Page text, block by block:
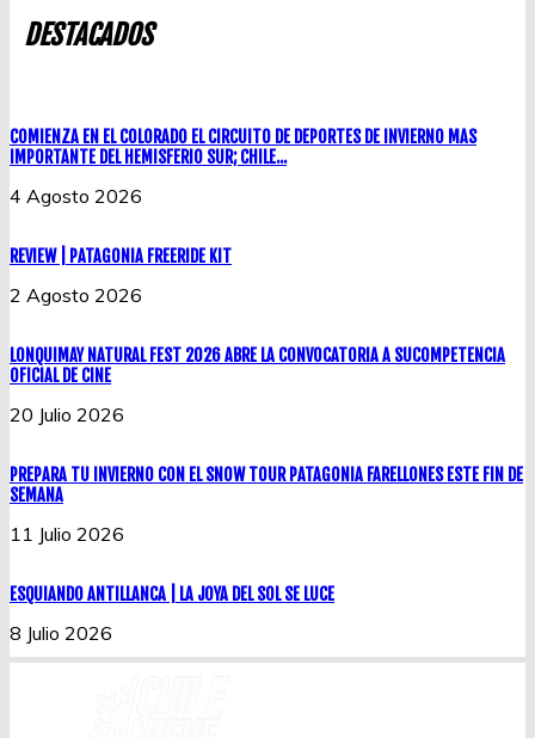
DESTACADOS
COMIENZA EN EL COLORADO EL CIRCUITO DE DEPORTES DE INVIERNO MAS
IMPORTANTE DEL HEMISFERIO SUR; CHILE...
4 Agosto 2026
REVIEW | PATAGONIA FREERIDE KIT
2 Agosto 2026
LONQUIMAY NATURAL FEST 2026 ABRE LA CONVOCATORIA A SUCOMPETENCIA
OFICIAL DE CINE
20 Julio 2026
PREPARA TU INVIERNO CON EL SNOW TOUR PATAGONIA FARELLONES ESTE FIN DE
SEMANA
11 Julio 2026
ESQUIANDO ANTILLANCA | LA JOYA DEL SOL SE LUCE
8 Julio 2026